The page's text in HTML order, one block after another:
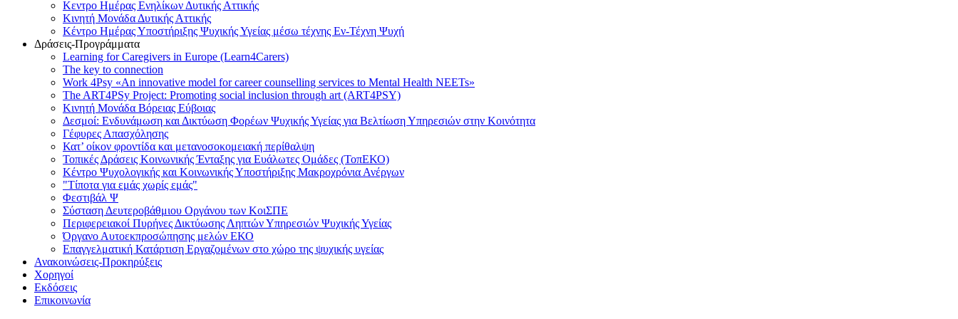
Κεντρο Ημέρας Ενηλίκων Δυτικής Αττικής
Κινητή Μονάδα Δυτικής Αττικής
Κέντρο Ημέρας Υποστήριξης Ψυχικής Υγείας μέσω τέχνης Εν-Τέχνη Ψυχή
Δράσεις-Προγράμματα
Learning for Caregivers in Europe (Learn4Carers)
Τhe key to connection
Work 4Psy «An innovative model for career counselling services to Mental Health NEETs»
The ART4PSy Project: Promoting social inclusion through art (ART4PSY)
Κινητή Μονάδα Βόρειας Εύβοιας
Δεσμοί: Ενδυνάμωση και Δικτύωση Φορέων Ψυχικής Υγείας για Βελτίωση Υπηρεσιών στην Κοινότητα
Γέφυρες Απασχόλησης
Κατ’ οίκον φροντίδα και μετανοσοκομειακή περίθαλψη
Τοπικές Δράσεις Κοινωνικής Ένταξης για Ευάλωτες Ομάδες (ΤοπΕΚΟ)
Κέντρο Ψυχολογικής και Κοινωνικής Υποστήριξης Μακροχρόνια Ανέργων
"Τίποτα για εμάς χωρίς εμάς"
Φεστιβάλ Ψ
Σύσταση Δευτεροβάθμιου Οργάνου των ΚοιΣΠΕ
Περιφερειακοί Πυρήνες Δικτύωσης Ληπτών Υπηρεσιών Ψυχικής Υγείας
Όργανο Αυτοεκπροσώπησης μελών ΕΚΟ
Επαγγελματική Κατάρτιση Εργαζομένων στο χώρο της ψυχικής υγείας
Ανακοινώσεις-Προκηρύξεις
Χορηγοί
Εκδόσεις
Επικοινωνία